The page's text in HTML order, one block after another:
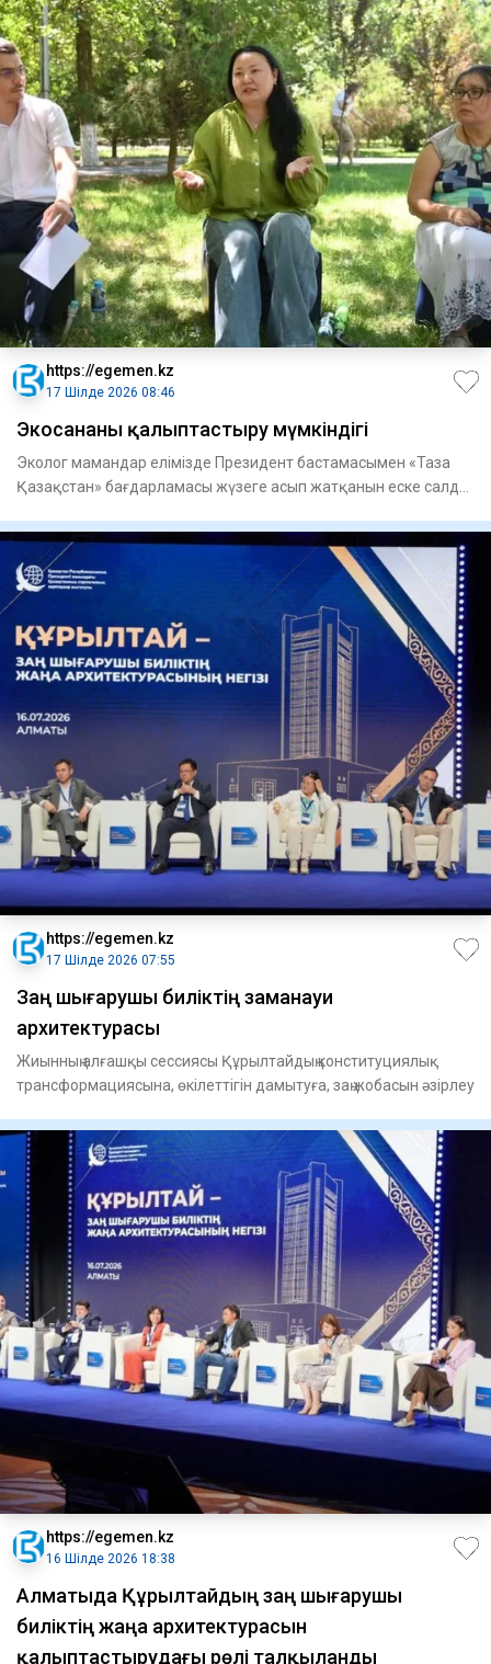
https://egemen.kz
17 Шілде 2026 08:46
Экосананы қалыптастыру мүмкіндігі
Эколог мамандар елімізде Президент бастамасымен «Таза
Қазақстан» бағдарламасы жүзеге асып жатқанын еске салды.
https://egemen.kz
17 Шілде 2026 07:55
Заң шығарушы биліктің заманауи
архитектурасы
Жиынның алғашқы сессиясы Құрыл­тай­дың конституциялық
трансформация­сына, өкілеттігін дамытуға, заң жобасын әзірлеу
https://egemen.kz
16 Шілде 2026 18:38
Алматыда Құрылтайдың заң шығарушы
биліктің жаңа архитектурасын
қалыптастырудағы рөлі талқыланды